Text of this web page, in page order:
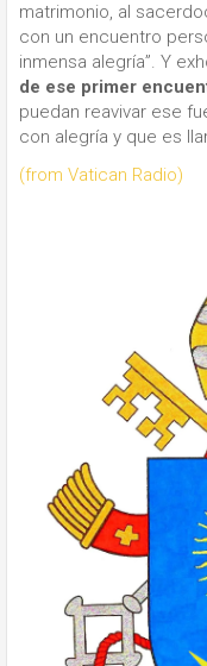
matrimonio, al
con un encuentro
inmensa alegría”. Y
de ese primer
puedan reavivar ese
con alegría y que es
(from Vatican Radio)